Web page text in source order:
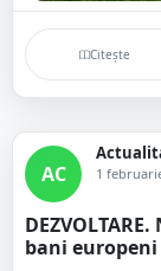
Citește
AC 1
bani